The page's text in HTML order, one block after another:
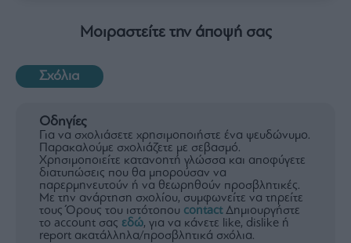
Μοιραστείτε την άποψή σας
Σχόλια
Οδηγίες
Για να σχολιάσετε χρησιμοποιήστε ένα ψευδώνυμο.
Παρακαλούμε σχολιάζετε με σεβασμό.
Χρησιμοποιείτε κατανοητή γλώσσα και αποφύγετε
διατυπώσεις που θα μπορούσαν να
παρερμηνευτούν ή να θεωρηθούν προσβλητικές.
Με την ανάρτηση σχολίου, συμφωνείτε να τηρείτε
τους Όρους του ιστότοπου contactΔημιουργήστε
το account σας εδώ, για να κάνετε like, dislike ή
report ακατάλληλα/προσβλητικά σχόλια.